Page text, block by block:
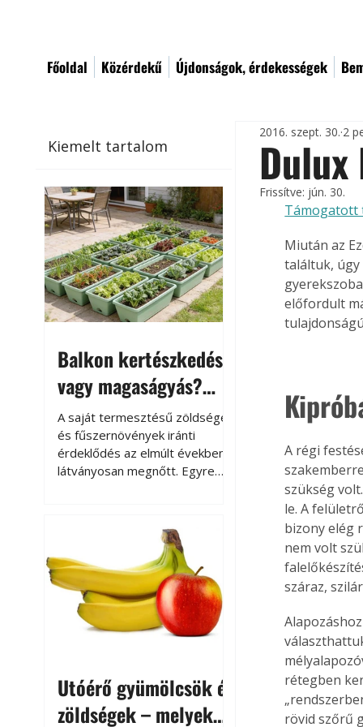
Főoldal Közérdekű Újdonságok, érdekességek
Kiemelt tartalom
Balkon kertészkedés
vagy magaságyás?
Helytakarékos
kertészkedés
A saját termesztésű zöldségek
és fűszernövények iránti
érdeklődés az elmúlt években
látványosan megnőtt. Egyre
kertészkedés sokak számára
kikapcsolódást és feltöltődést
is jelent.
Utóérő gyümölcsök és
zöldségek – melyek
Dulux
2016. szept. 30. 2
Frissítve: jún. 30.
Támogatott
Miután az
találtuk,
előfordult
A régi
szükség
le. A
bizony elég
nem volt
száraz,
rétegben
rövid szőrű